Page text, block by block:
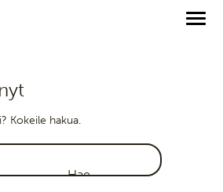
Kokeile hakua.